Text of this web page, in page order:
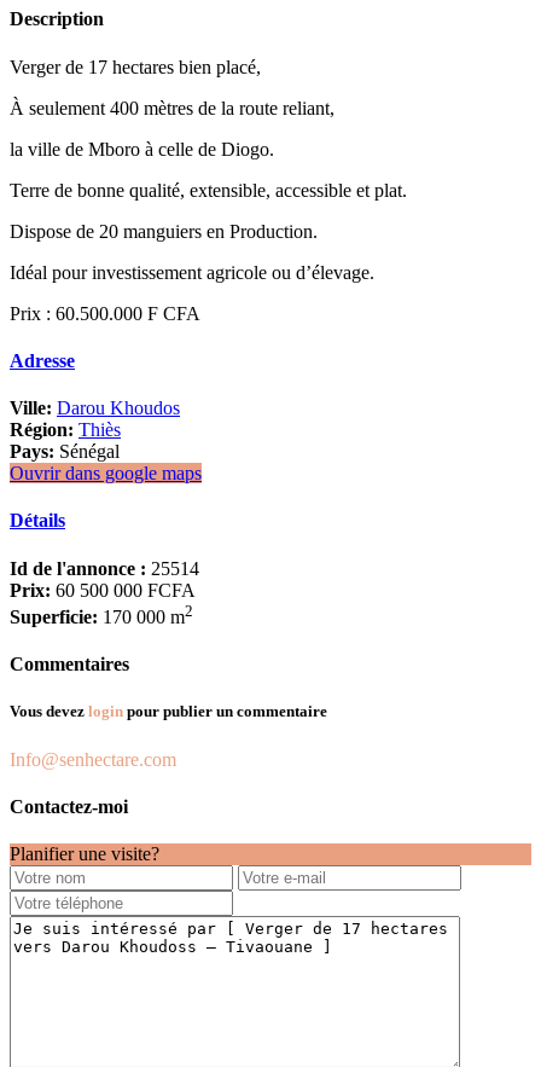
Description
Verger de 17 hectares bien placé,
À seulement 400 mètres de la route reliant,
la ville de Mboro à celle de Diogo.
Terre de bonne qualité, extensible, accessible et plat.
Dispose de 20 manguiers en Production.
Idéal pour investissement agricole ou d’élevage.
Prix : 60.500.000 F CFA
Adresse
Ville: Darou Khoudos
Région: Thiès
Pays: Sénégal
Ouvrir dans google maps
Détails
Id de l'annonce : 25514
Prix: 60 500 000 FCFA
Superficie: 170 000 m2
Commentaires
Vous devez login pour publier un commentaire
Info@senhectare.com
Contactez-moi
Planifier une visite?